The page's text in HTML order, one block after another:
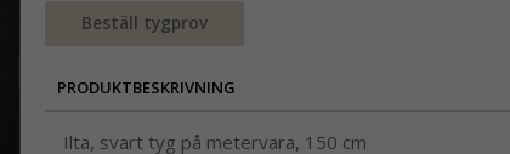
Beställ tygprov
PRODUKTBESKRIVNING
Ilta, svart tyg på metervara, 150 cm